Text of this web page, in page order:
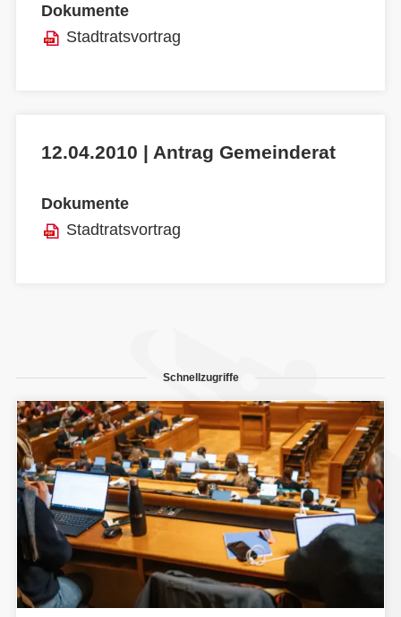
Dokumente
Stadtratsvortrag
12.04.2010 | Antrag Gemeinderat
Dokumente
Stadtratsvortrag
Schnellzugriffe